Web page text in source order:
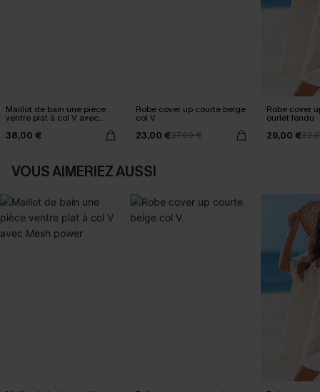
Maillot de bain une pièce
ventre plat à col V avec
38,00 €
Robe cover up courte beige
col V
23,00 €27,00 €
Robe cover
ourlet fendu
29,00 €
VOUS AIMERIEZ AUSSI